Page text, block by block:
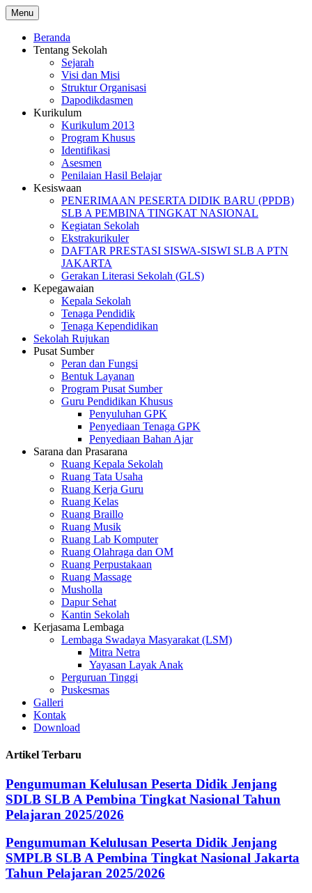
Skip
to
content
Menu
Beranda
Tentang Sekolah
Sejarah
Visi dan Misi
Struktur Organisasi
Dapodikdasmen
Kurikulum
Kurikulum 2013
Program Khusus
Identifikasi
Asesmen
Penilaian Hasil Belajar
Kesiswaan
PENERIMAAN PESERTA DIDIK BARU (PPDB)
SLB A PEMBINA TINGKAT NASIONAL
Kegiatan Sekolah
Ekstrakurikuler
DAFTAR PRESTASI SISWA-SISWI SLB A PTN
JAKARTA
Gerakan Literasi Sekolah (GLS)
Kepegawaian
Kepala Sekolah
Tenaga Pendidik
Tenaga Kependidikan
Sekolah Rujukan
Pusat Sumber
Peran dan Fungsi
Bentuk Layanan
Program Pusat Sumber
Guru Pendidikan Khusus
Penyuluhan GPK
Penyediaan Tenaga GPK
Penyediaan Bahan Ajar
Sarana dan Prasarana
Ruang Kepala Sekolah
Ruang Tata Usaha
Ruang Kerja Guru
Ruang Kelas
Ruang Braillo
Ruang Musik
Ruang Lab Komputer
Ruang Olahraga dan OM
Ruang Perpustakaan
Ruang Massage
Musholla
Dapur Sehat
Kantin Sekolah
Kerjasama Lembaga
Lembaga Swadaya Masyarakat (LSM)
Mitra Netra
Yayasan Layak Anak
Perguruan Tinggi
Puskesmas
Galleri
Kontak
Download
Artikel Terbaru
Pengumuman Kelulusan Peserta Didik Jenjang
SDLB SLB A Pembina Tingkat Nasional Tahun
Pelajaran 2025/2026
Pengumuman Kelulusan Peserta Didik Jenjang
SMPLB SLB A Pembina Tingkat Nasional Jakarta
Tahun Pelajaran 2025/2026